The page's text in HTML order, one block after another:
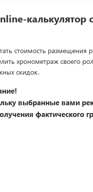
стоимость размещения
хронометраж своего
скидок.
выбранные вами
фактического